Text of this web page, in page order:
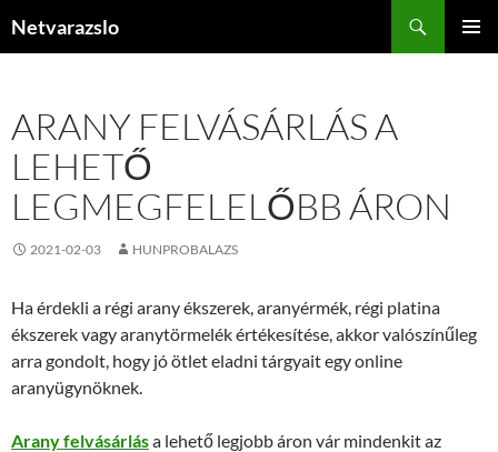
Netvarazslo
ARANY FELVÁSÁRLÁS A
LEHETŐ
LEGMEGFELELŐBB ÁRON
2021-02-03 HUNPROBALAZS
Ha érdekli a régi arany ékszerek, aranyérmék, régi platina
ékszerek vagy aranytörmelék értékesítése, akkor valószínűleg
arra gondolt, hogy jó ötlet eladni tárgyait egy online
aranyügynöknek.
Arany felvásárlása lehető legjobb áron vár mindenkit az